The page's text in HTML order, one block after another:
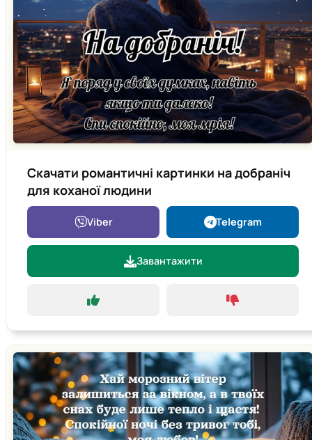
Скачати романтичні картинки на добраніч
для коханої людини
Viber Telegram
Завантажити